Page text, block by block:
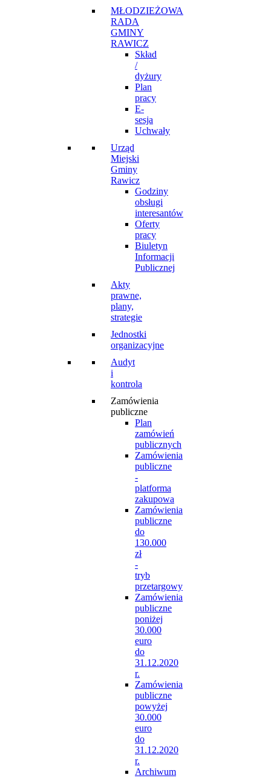
MŁODZIEŻOWA
RADA
GMINY
RAWICZ
Skład
/
dyżury
Plan
pracy
E-
sesja
Uchwały
Urząd
Miejski
Gminy
Rawicz
Godziny
obsługi
interesantów
Oferty
pracy
Biuletyn
Informacji
Publicznej
Akty
prawne,
plany,
strategie
Jednostki
organizacyjne
Audyt
i
kontrola
Zamówienia
publiczne
Plan
zamówień
publicznych
Zamówienia
publiczne
-
platforma
zakupowa
Zamówienia
publiczne
do
130.000
zł
-
tryb
przetargowy
Zamówienia
publiczne
poniżej
30.000
euro
do
31.12.2020
r.
Zamówienia
publiczne
powyżej
30.000
euro
do
31.12.2020
r.
Archiwum